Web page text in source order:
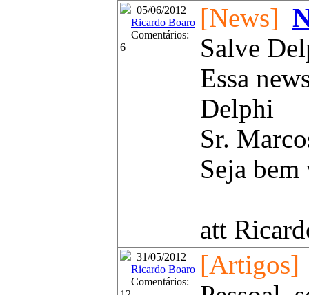
05/06/2012
Ricardo Boaro
Comentários:
6
[News]
Salve
Essa
Delphi
Sr.
Seja
att
31/05/2012
Ricardo Boaro
Comentários:
[Artigos]